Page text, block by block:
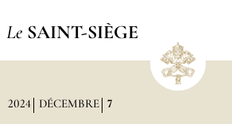
Le SAINT-SIÈGE
2024 DÉCEMBRE 7